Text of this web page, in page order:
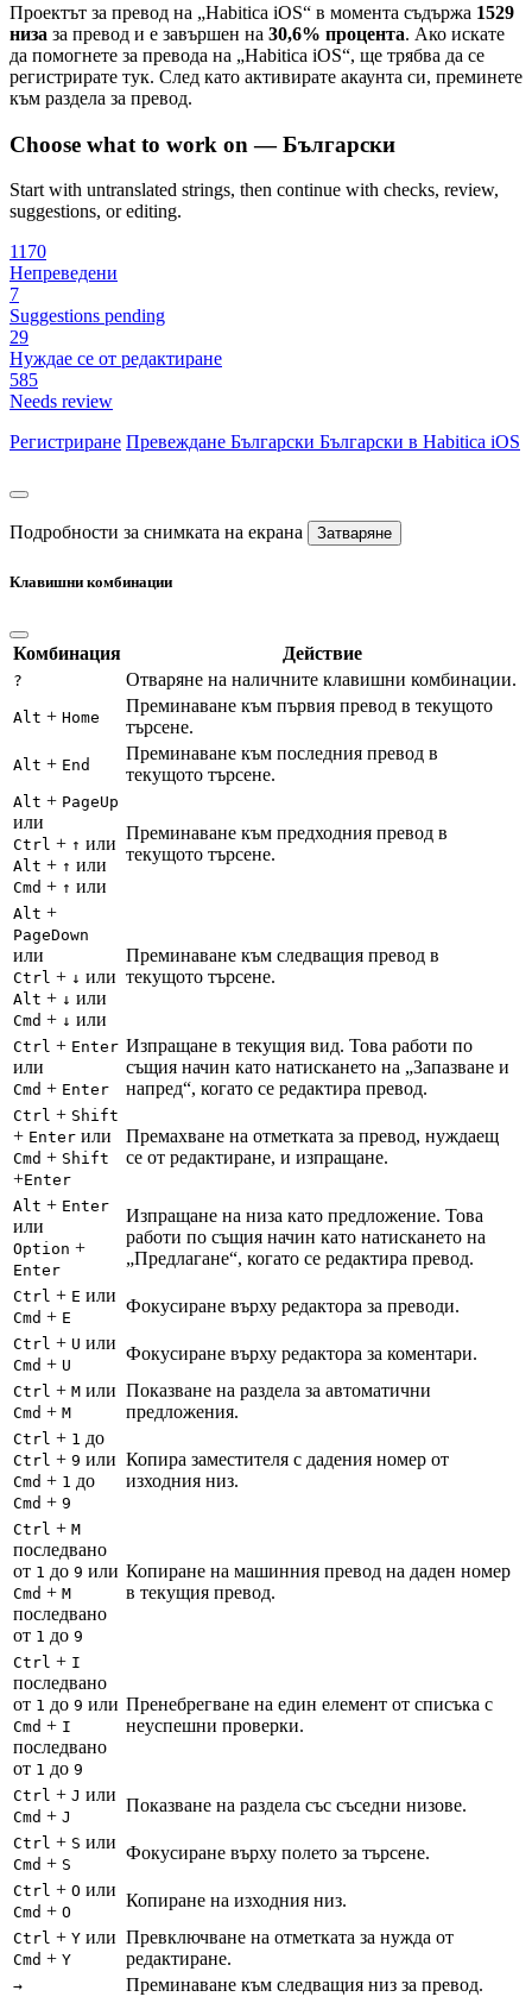
Проектът за превод на „Habitica iOS“ в момента съдържа 1529
низа за превод и е завършен на 30,6% процента. Ако искате
да помогнете за превода на „Habitica iOS“, ще трябва да се
регистрирате тук. След като активирате акаунта си, преминете
към раздела за превод.
Choose what to work on — Български
Start with untranslated strings, then continue with checks, review,
suggestions, or editing.
1170
Непреведени
7
Suggestions pending
29
Нуждае се от редактиране
585
Needs review
Регистриране Превеждане Български Български в Habitica iOS
Подробности за снимката на екрана Затваряне
Клавишни комбинации
Комбинация Действие
? Отваряне на наличните клавишни комбинации.
Alt + Home
Преминаване към първия превод в текущото
търсене.
Alt + End
Преминаване към последния превод в
текущото търсене.
Alt + PageUp
или
Ctrl + ↑ или
Alt + ↑ или
Cmd + ↑ или
Преминаване към предходния превод в
текущото търсене.
Alt +
PageDown
или
Ctrl + ↓ или
Alt + ↓ или
Cmd + ↓ или
Преминаване към следващия превод в
текущото търсене.
Ctrl + Enter
или
Cmd + Enter
Изпращане в текущия вид. Това работи по
същия начин като натискането на „Запазване и
напред“, когато се редактира превод.
Ctrl + Shift
+ Enter или
Cmd + Shift
+Enter
Премахване на отметката за превод, нуждаещ
се от редактиране, и изпращане.
Alt + Enter
или
Option +
Enter
Изпращане на низа като предложение. Това
работи по същия начин като натискането на
„Предлагане“, когато се редактира превод.
Ctrl + E или
Cmd + E
Фокусиране върху редактора за преводи.
Ctrl + U или
Cmd + U
Фокусиране върху редактора за коментари.
Ctrl + M или
Cmd + M
Показване на раздела за автоматични
предложения.
Ctrl + 1 до
Ctrl + 9 или
Cmd + 1 до
Cmd + 9
Копира заместителя с дадения номер от
изходния низ.
Ctrl + M
последвано
от 1 до 9 или
Cmd + M
последвано
от 1 до 9
Копиране на машинния превод на даден номер
в текущия превод.
Ctrl + I
последвано
от 1 до 9 или
Cmd + I
последвано
от 1 до 9
Пренебрегване на един елемент от списъка с
неуспешни проверки.
Ctrl + J или
Cmd + J
Показване на раздела със съседни низове.
Ctrl + S или
Cmd + S
Фокусиране върху полето за търсене.
Ctrl + O или
Cmd + O
Копиране на изходния низ.
Ctrl + Y или
Cmd + Y
Превключване на отметката за нужда от
редактиране.
→ Преминаване към следващия низ за превод.